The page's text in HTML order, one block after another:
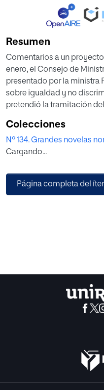
Resumen
Comentarios a un
enero, el Consejo de
presentado por la ministra
sobre igualdad y no
pretendió la tramitación
todo caso, resulta por lo
proyecto de ley para
que son dos de los valores
aproximación confirma
nuestra sociedad, hay una
Colecciones
Nº 134. Grandes novelas
Cargando...
Página completa del